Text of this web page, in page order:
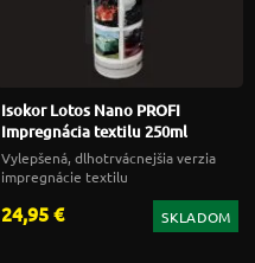
Isokor Lotos Nano PROFI
Impregnácia textilu 250ml
Vylepšená, dlhotrvácnejšia verzia
impregnácie textilu
24,95 € SKLADOM